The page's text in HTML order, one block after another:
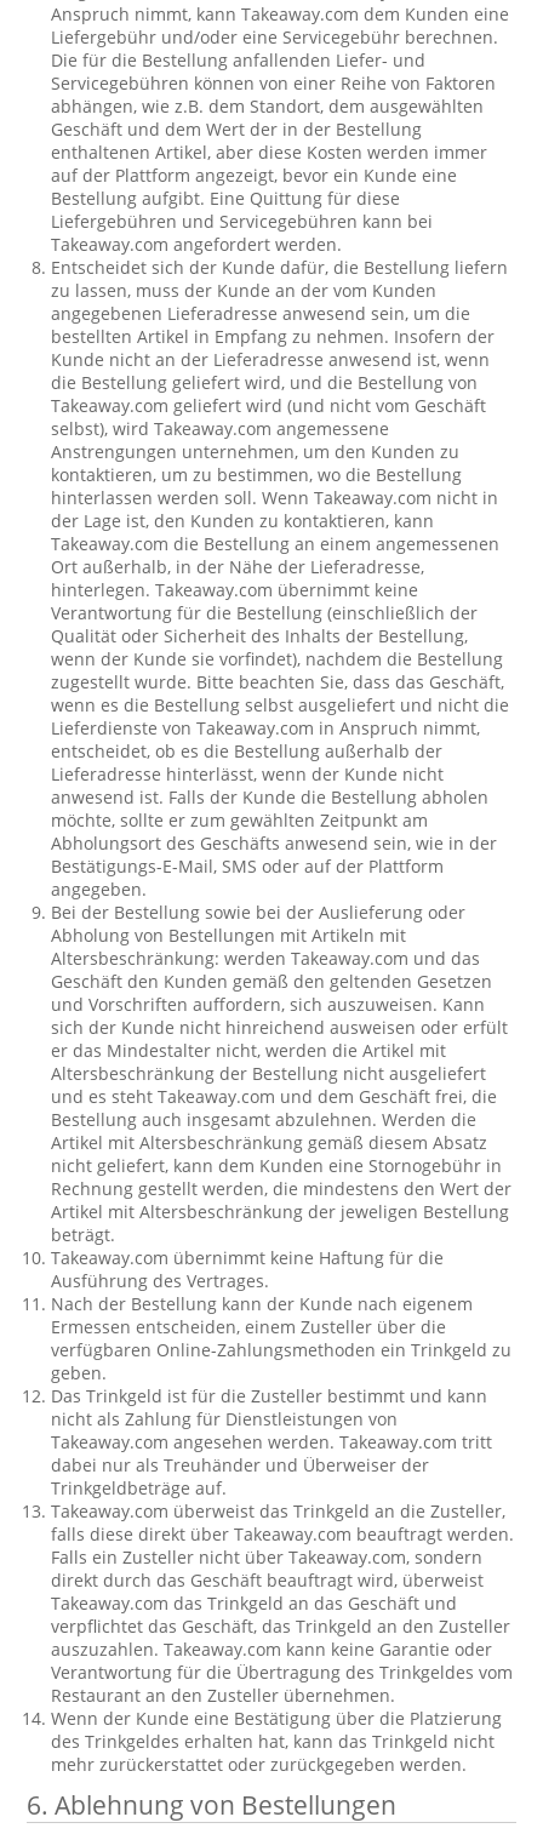
Anspruch nimmt, kann Takeaway.com dem Kunden eine
Liefergebühr und/oder eine Servicegebühr berechnen.
Die für die Bestellung anfallenden Liefer- und
Servicegebühren können von einer Reihe von Faktoren
abhängen, wie z.B. dem Standort, dem ausgewählten
Geschäft und dem Wert der in der Bestellung
enthaltenen Artikel, aber diese Kosten werden immer
auf der Plattform angezeigt, bevor ein Kunde eine
Bestellung aufgibt. Eine Quittung für diese
Liefergebühren und Servicegebühren kann bei
Takeaway.com angefordert werden.
Entscheidet sich der Kunde dafür, die Bestellung liefern
zu lassen, muss der Kunde an der vom Kunden
angegebenen Lieferadresse anwesend sein, um die
bestellten Artikel in Empfang zu nehmen. Insofern der
Kunde nicht an der Lieferadresse anwesend ist, wenn
die Bestellung geliefert wird, und die Bestellung von
Takeaway.com geliefert wird (und nicht vom Geschäft
selbst), wird Takeaway.com angemessene
Anstrengungen unternehmen, um den Kunden zu
kontaktieren, um zu bestimmen, wo die Bestellung
hinterlassen werden soll. Wenn Takeaway.com nicht in
der Lage ist, den Kunden zu kontaktieren, kann
Takeaway.com die Bestellung an einem angemessenen
Ort außerhalb, in der Nähe der Lieferadresse,
hinterlegen. Takeaway.com übernimmt keine
Verantwortung für die Bestellung (einschließlich der
Qualität oder Sicherheit des Inhalts der Bestellung,
wenn der Kunde sie vorfindet), nachdem die Bestellung
zugestellt wurde. Bitte beachten Sie, dass das Geschäft,
wenn es die Bestellung selbst ausgeliefert und nicht die
Lieferdienste von Takeaway.com in Anspruch nimmt,
entscheidet, ob es die Bestellung außerhalb der
Lieferadresse hinterlässt, wenn der Kunde nicht
anwesend ist. Falls der Kunde die Bestellung abholen
möchte, sollte er zum gewählten Zeitpunkt am
Abholungsort des Geschäfts anwesend sein, wie in der
Bestätigungs-E-Mail, SMS oder auf der Plattform
angegeben.
Bei der Bestellung sowie bei der Auslieferung oder
Abholung von Bestellungen mit Artikeln mit
Altersbeschränkung: werden Takeaway.com und das
Geschäft den Kunden gemäß den geltenden Gesetzen
und Vorschriften auffordern, sich auszuweisen. Kann
sich der Kunde nicht hinreichend ausweisen oder erfült
er das Mindestalter nicht, werden die Artikel mit
Altersbeschränkung der Bestellung nicht ausgeliefert
und es steht Takeaway.com und dem Geschäft frei, die
Bestellung auch insgesamt abzulehnen. Werden die
Artikel mit Altersbeschränkung gemäß diesem Absatz
nicht geliefert, kann dem Kunden eine Stornogebühr in
Rechnung gestellt werden, die mindestens den Wert der
Artikel mit Altersbeschränkung der jeweligen Bestellung
beträgt.
Takeaway.com übernimmt keine Haftung für die
Ausführung des Vertrages.
Nach der Bestellung kann der Kunde nach eigenem
Ermessen entscheiden, einem Zusteller über die
verfügbaren Online-Zahlungsmethoden ein Trinkgeld zu
geben.
Das Trinkgeld ist für die Zusteller bestimmt und kann
nicht als Zahlung für Dienstleistungen von
Takeaway.com angesehen werden. Takeaway.com tritt
dabei nur als Treuhänder und Überweiser der
Trinkgeldbeträge auf.
Takeaway.com überweist das Trinkgeld an die Zusteller,
falls diese direkt über Takeaway.com beauftragt werden.
Falls ein Zusteller nicht über Takeaway.com, sondern
direkt durch das Geschäft beauftragt wird, überweist
Takeaway.com das Trinkgeld an das Geschäft und
verpflichtet das Geschäft, das Trinkgeld an den Zusteller
auszuzahlen. Takeaway.com kann keine Garantie oder
Verantwortung für die Übertragung des Trinkgeldes vom
Restaurant an den Zusteller übernehmen.
Wenn der Kunde eine Bestätigung über die Platzierung
des Trinkgeldes erhalten hat, kann das Trinkgeld nicht
mehr zurückerstattet oder zurückgegeben werden.
6. Ablehnung von Bestellungen